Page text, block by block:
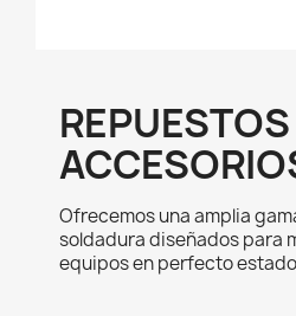
Ofrecemos una amplia
soldadura diseñados para
equipos en perfecto